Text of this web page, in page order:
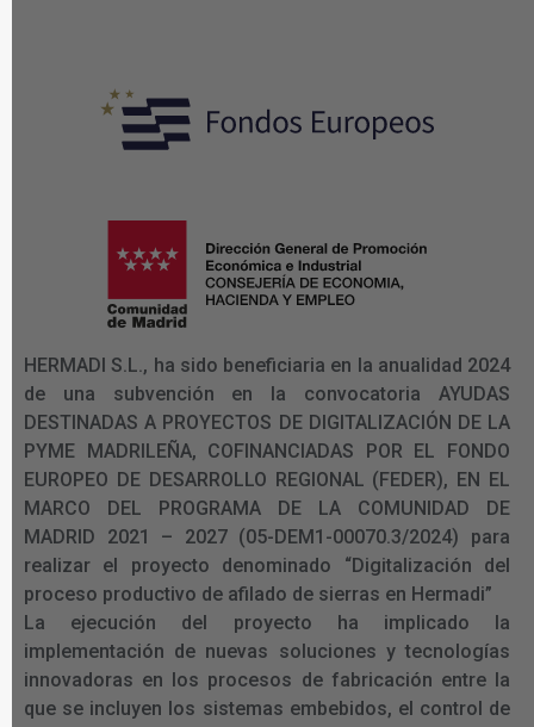
HERMADI S.L., ha sido beneficiaria en la anualidad 2024
de una subvención en la convocatoria AYUDAS
DESTINADAS A PROYECTOS DE DIGITALIZACIÓN DE LA
PYME MADRILEÑA, COFINANCIADAS POR EL FONDO
EUROPEO DE DESARROLLO REGIONAL (FEDER), EN EL
MARCO DEL PROGRAMA DE LA COMUNIDAD DE
MADRID 2021 – 2027 (05-DEM1-00070.3/2024) para
realizar el proyecto denominado “Digitalización del
proceso productivo de afilado de sierras en Hermadi”
La ejecución del proyecto ha implicado la
implementación de nuevas soluciones y tecnologías
innovadoras en los procesos de fabricación entre la
que se incluyen los sistemas embebidos, el control de